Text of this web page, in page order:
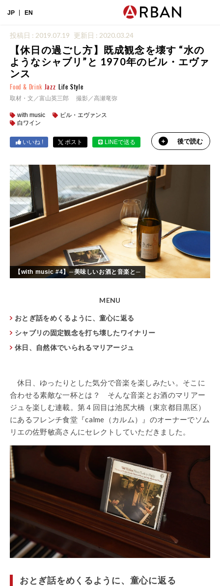
JP EN
投稿日 : 2019.07.19 更新日 : 2020.03.24
【休日の過ごし方】既成観念を壊す “水の
ようなシャブリ”と 1970年のビル・エヴァ
ンス
Food & Drink Jazz Life Style
取材・文／富山英三郎 撮影／高瀬竜弥
with music
ビル・エヴァンス
白ワイン
いいね ! ポスト LINEで送る 後で読む
【with music #4】─美味しいお酒と音楽と─
MENU
おとぎ話をめくるように、童心に返る
シャブリの固定観念を打ち壊したワイナリー
休日、自然体でいられるマリアージュ
休日、ゆったりとした気分で音楽を楽しみたい。そこに
合わせる素敵な一杯とは？ そんな音楽とお酒のマリアー
ジュを楽しむ連載。第４回目は池尻大橋（東京都目黒区）
にあるフレンチ食堂『calme（カルム）』のオーナーでソム
リエの佐野敏高さんにセレクトしていただきました。
おとぎ話をめくるように、童心に返る